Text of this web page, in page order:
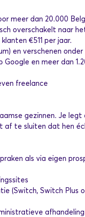
meer dan 20.000
overschakelt naar
€511 per jaar.
en verschenen onder
en meer dan
freelance
gezinnen. Je legt
af te sluiten dat hen
als via eigen
(Switch, Switch Plus
afhandeling